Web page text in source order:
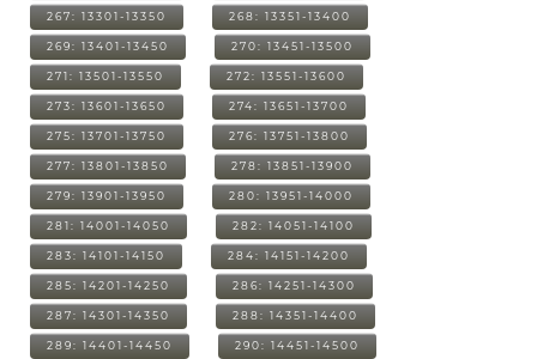
267: 13301-13350 268: 13351-13400
269: 13401-13450 270: 13451-13500
271: 13501-13550 272: 13551-13600
273: 13601-13650 274: 13651-13700
275: 13701-13750 276: 13751-13800
277: 13801-13850 278: 13851-13900
279: 13901-13950 280: 13951-14000
281: 14001-14050 282: 14051-14100
283: 14101-14150 284: 14151-14200
285: 14201-14250 286: 14251-14300
287: 14301-14350 288: 14351-14400
289: 14401-14450 290: 14451-14500